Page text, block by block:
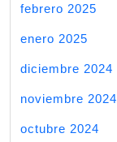
febrero 2025
enero 2025
diciembre 2024
noviembre 2024
octubre 2024